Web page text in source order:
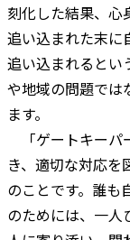
刻化した結果、心
追い込まれた末に
追い込まれるとい
や地域の問題では
ます。
「ゲートキーパ
き、適切な対応を
のことです。誰も
のためには、一人